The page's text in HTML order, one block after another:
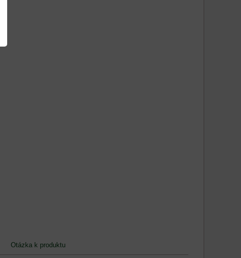
Otázka k produktu